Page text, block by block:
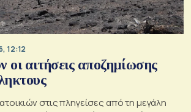
12:12
οι αιτήσεις αποζημίωσης
στις πληγείσες από τη μεγάλη